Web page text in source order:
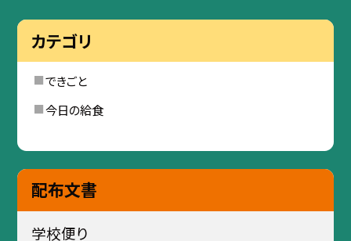
カテゴリ
できごと
今日の給食
配布文書
学校便り